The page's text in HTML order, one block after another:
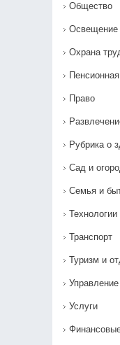
Общество
Освещение
Охрана
Право
Рубрика о
Сад и
Семья и
Технологии
Транспорт
Туризм и
Управление
Услуги